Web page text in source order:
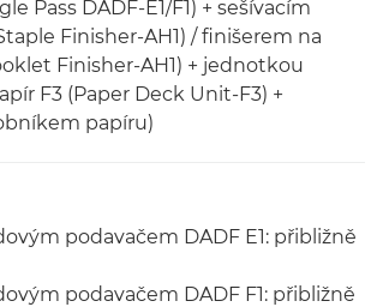
Pass DADF-E1/F1) + sešívacím
Finisher-AH1) / finišerem na
Finisher-AH1) + jednotkou
F3 (Paper Deck Unit-F3) +
papíru)
podavačem DADF E1: přibližně
podavačem DADF F1: přibližně